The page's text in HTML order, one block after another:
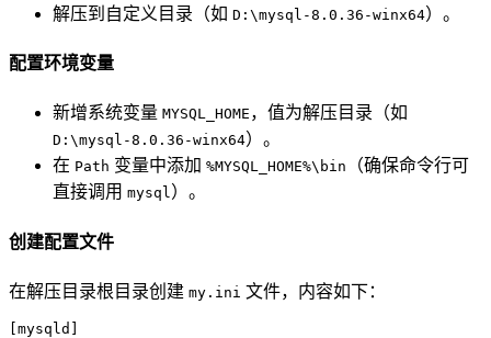
解压到自定义目录（如 D:\mysql-8.0.36-winx64）。
配置环境变量
新增系统变量 MYSQL_HOME ，值为解压目录（如
D:\mysql-8.0.36-winx64）。
在 Path 变量中添加 %MYSQL_HOME%\bin
（确保命令行可
直接调用 mysql）。
创建配置文件
在解压目录根目录创建 my.ini 文件，内容如下：
[mysqld]